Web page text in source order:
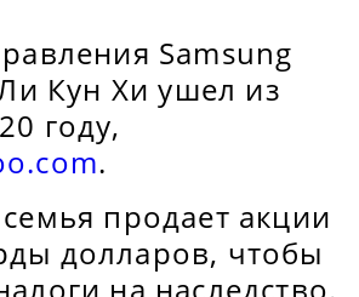
Samsung
Кун Хи ушел из
году,
.
продает акции
долларов, чтобы